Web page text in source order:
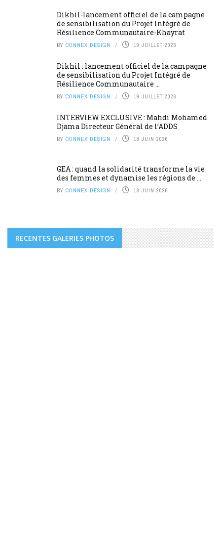
Dikhil-lancement officiel de la campagne
de sensibilisation du Projet Intégré de
Résilience Communautaire-Khayrat
BY CONNEX DESIGN 19 JUILLET 2026
Dikhil : lancement officiel de la campagne
de sensibilisation du Projet Intégré de
Résilience Communautaire ...
BY CONNEX DESIGN 19 JUILLET 2026
INTERVIEW EXCLUSIVE : Mahdi Mohamed
Djama Directeur Général de l’ADDS
BY CONNEX DESIGN 18 JUIN 2026
GEA : quand la solidarité transforme la vie
des femmes et dynamise les régions de ...
BY CONNEX DESIGN 18 JUIN 2026
RECENTES GALERIES PHOTOS